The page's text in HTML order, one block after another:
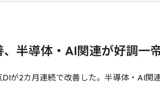
半導体・AI関連が好調一
が2カ月連続で改善した。半導体・AI関